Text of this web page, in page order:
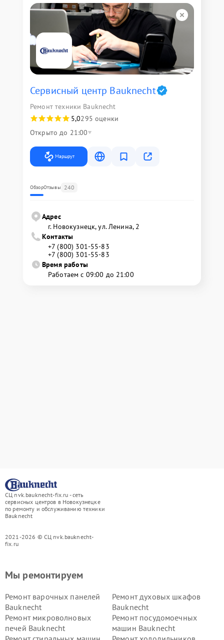
Сервисный центр Bauknecht
Ремонт техники Bauknecht
5,0295 оценки
Открыто до 21:00
Маршрут
ОбзорОтзывы 240
Адрес
г. Новокузнецк, ул. Ленина, 2
Контакты
+7 (800) 301-55-83
+7 (800) 301-55-83
Время работы
Работаем с 09:00 до 21:00
СЦ nvk.bauknecht-fix.ru - сеть
сервисных центров в Новокузнецке
по ремонту и обслуживанию техники
Bauknecht
2021-2026 © СЦ nvk.bauknecht-
fix.ru
Мы ремонтируем
Ремонт варочных панелей
Bauknecht
Ремонт духовых шкафов
Bauknecht
Ремонт микроволновых
печей Bauknecht
Ремонт посудомоечных
машин Bauknecht